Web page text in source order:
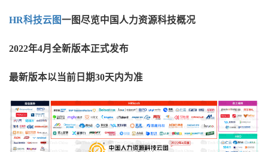
HR科技云图一图尽览中国人力资源科技概况
2022年4月全新版本正式发布
最新版本以当前日期30天内为准